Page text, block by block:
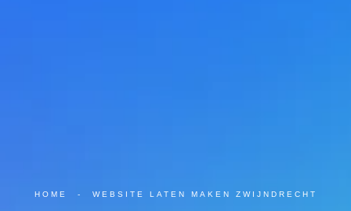
HOME - WEBSITE LATEN MAKEN ZWIJNDRECHT